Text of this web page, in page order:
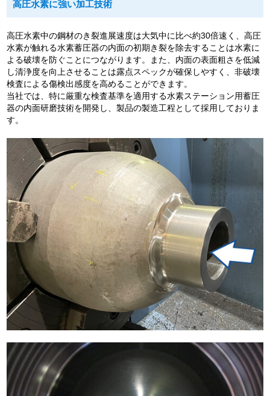
高圧水素に強い加工技術
高圧水素中の鋼材のき裂進展速度は大気中に比べ約30倍速く、高圧
水素が触れる水素蓄圧器の内面の初期き裂を除去することは水素に
よる破壊を防ぐことにつながります。また、内面の表面粗さを低減
し清浄度を向上させることは露点スペックが確保しやすく、非破壊
検査による傷検出感度を高めることができます。
当社では、特に厳重な検査基準を適用する水素ステーション用蓄圧
器の内面研磨技術を開発し、製品の製造工程として採用しておりま
す。